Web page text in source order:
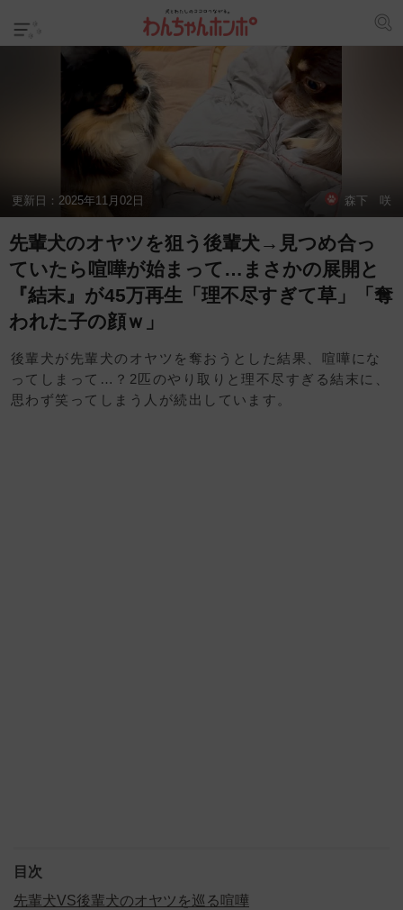
更新日： 2025年11月02日 森下 咲
先輩犬のオヤツを狙う後輩犬→見つめ合っ
ていたら喧嘩が始まって…まさかの展開と
『結末』が45万再生「理不尽すぎて草」「奪
われた子の顔ｗ」
後輩犬が先輩犬のオヤツを奪おうとした結果、喧嘩にな
ってしまって…？2匹のやり取りと理不尽すぎる結末に、
思わず笑ってしまう人が続出しています。
目次
先輩犬VS後輩犬のオヤツを巡る喧嘩